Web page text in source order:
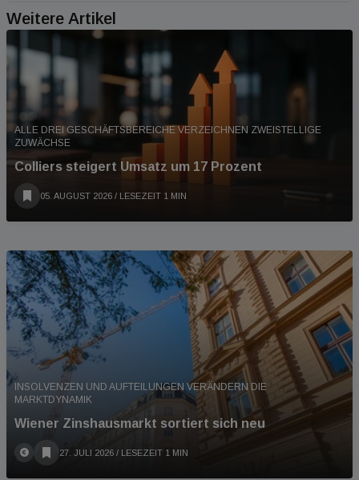
Weitere Artikel
ALLE DREI GESCHÄFTSBEREICHE VERZEICHNEN ZWEISTELLIGE
ZUWÄCHSE
Colliers steigert Umsatz um 17 Prozent
05. AUGUST 2026 / LESEZEIT 1 MIN
INSOLVENZEN UND AUFTEILUNGEN VERÄNDERN DIE
MARKTDYNAMIK
Wiener Zinshausmarkt sortiert sich neu
27. JULI 2026 / LESEZEIT 1 MIN